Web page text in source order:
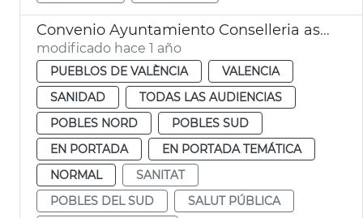
Convenio Ayuntamiento Conselleria asistencia médica pedanías València
modificado hace 1 año
PUEBLOS DE VALÈNCIA
VALENCIA
SANIDAD
TODAS LAS AUDIENCIAS
POBLES NORD
POBLES SUD
EN PORTADA
EN PORTADA TEMÁTICA
NORMAL
SANITAT
POBLES DEL SUD
SALUT PÚBLICA